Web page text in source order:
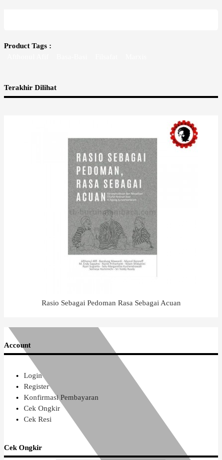
Product Tags :
Terakhir Dilihat
Rasio Sebagai Pedoman Rasa Sebagai Acuan
Account
Login
Register
Konfirmasi Pembayaran
Cek Ongkir
Cek Resi
Cek Ongkir